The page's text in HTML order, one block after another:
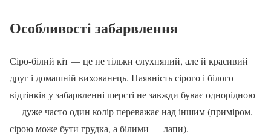
Особливості забарвлення
Сіро-білий кіт — це не тільки слухняний, але й красивий
друг і домашній вихованець. Наявність сірого і білого
відтінків у забарвленні шерсті не завжди буває однорідною
— дуже часто один колір переважає над іншим (приміром,
сірою може бути грудка, а білими — лапи).